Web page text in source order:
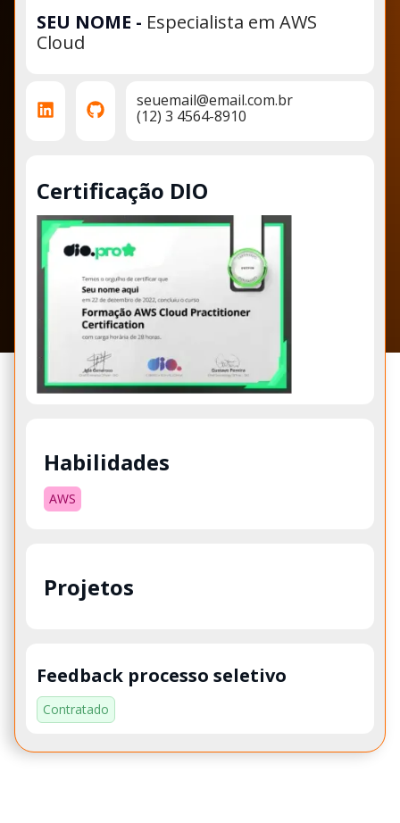
SEU NOME - Especialista em AWS
Cloud
seuemail@email.com.br
(12) 3 4564-8910
Certificação DIO
Habilidades
AWS
Projetos
Feedback processo seletivo
Contratado